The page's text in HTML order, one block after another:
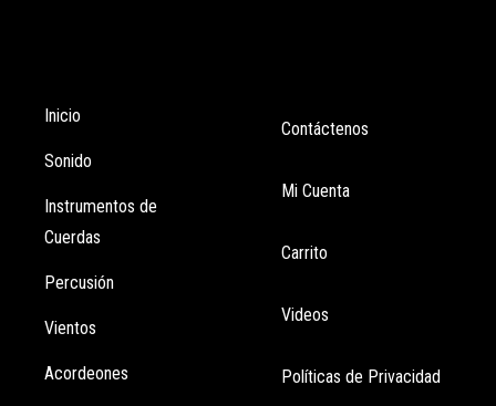
Inicio
Sonido
Instrumentos de
Cuerdas
Percusión
Vientos
Acordeones
Contáctenos
Mi Cuenta
Carrito
Videos
Políticas de Privacidad